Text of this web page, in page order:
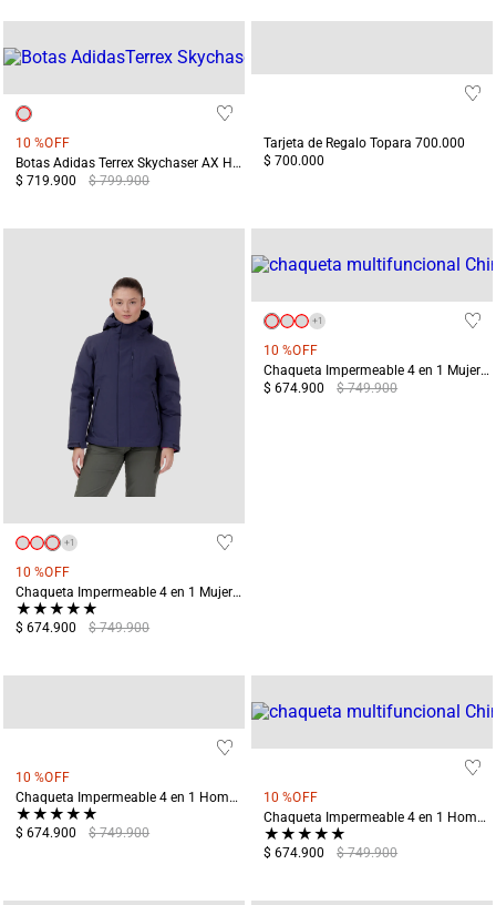
10 %OFF
Botas Adidas Terrex Skychaser AX Hombre Gris/Negro
$ 719.900
$ 799.900
Tarjeta de Regalo Topara 700.000
$ 700.000
+1
10 %OFF
Chaqueta Impermeable 4 en 1 Mujer Chingaza Azul
★★★★★
$ 674.900 $ 749.900
+1
10 %OFF
Chaqueta Impermeable 4 en 1 Mujer Chingaza Beige
$ 674.900
$ 749.900
10 %OFF
Chaqueta Impermeable 4 en 1 Hombre Chingaza Azul
★★★★★
$ 674.900 $ 749.900
10 %OFF
Chaqueta Impermeable 4 en 1 Hombre Chingaza Verde
★★★★★
$ 674.900 $ 749.900